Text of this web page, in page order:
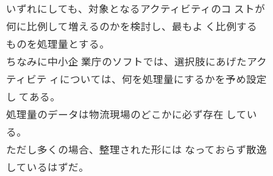
いずれにしても、対象となるアクティビティのコ ストが
何に比例して増えるのかを検討し、最もよ く比例する
ものを処理量とする。
ちなみに中小企 業庁のソフトでは、選択肢にあげたアク
ティビテ ィについては、何を処理量にするかを予め設定
し てある。
処理量のデータは物流現場のどこかに必ず存在 してい
る。
ただし多くの場合、整理された形には なっておらず散逸
しているはずだ。